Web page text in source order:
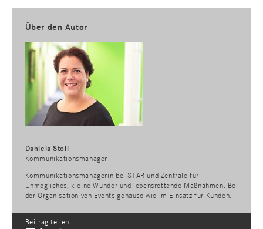
Über den Autor
Daniela Stoll
Kommunikationsmanager
Kommunikationsmanagerin bei STAR und Zentrale für
Unmögliches, kleine Wunder und lebensrettende Maßnahmen. Bei
der Organisation von Events genauso wie im Einsatz für Kunden.
Beitrag teilen